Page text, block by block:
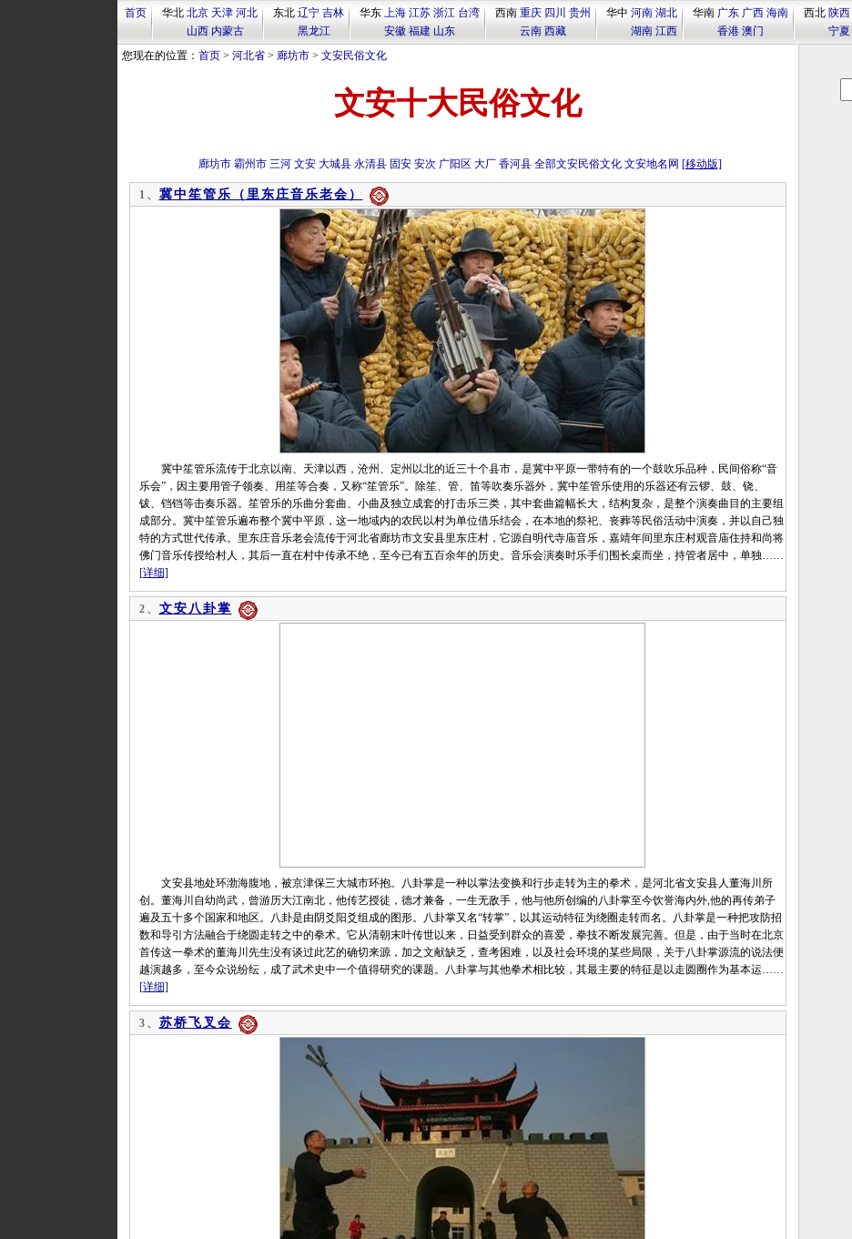
首页 华北 北京 天津 河北
山西 内蒙古
东北 辽宁 吉林
黑龙江
华东 上海 江苏 浙江 台湾
安徽 福建 山东
西南 重庆 四川 贵州
云南 西藏
华中 河南 湖北
湖南 江西
华南 广东 广西 海南
香港 澳门
西北 陕西
宁夏
您现在的位置： 首页> 河北省> 廊坊市> 文安民俗文化
文安十大民俗文化
廊坊市 霸州市 三河 文安 大城县 永清县 固安 安次 广阳区 大厂 香河县 全部文安民俗文化 文安地名网 [移动版]
1、 冀中笙管乐（里东庄音乐老会）
冀中笙管乐流传于北京以南、天津以西，沧州、定州以北的近三十个县市，是冀中平原一带特有的一个鼓吹乐品种，民间俗称“音
乐会”，因主要用管子领奏、用笙等合奏，又称“笙管乐”。除笙、管、笛等吹奏乐器外，冀中笙管乐使用的乐器还有云锣、鼓、铙、
钹、铛铛等击奏乐器。笙管乐的乐曲分套曲、小曲及独立成套的打击乐三类，其中套曲篇幅长大，结构复杂，是整个演奏曲目的主要组
成部分。冀中笙管乐遍布整个冀中平原，这一地域内的农民以村为单位借乐结会，在本地的祭祀、丧葬等民俗活动中演奏，并以自己独
特的方式世代传承。里东庄音乐老会流传于河北省廊坊市文安县里东庄村，它源自明代寺庙音乐，嘉靖年间里东庄村观音庙住持和尚将
佛门音乐传授给村人，其后一直在村中传承不绝，至今已有五百余年的历史。音乐会演奏时乐手们围长桌而坐，持管者居中，单独……
[详细]
2、 文安八卦掌
文安县地处环渤海腹地，被京津保三大城市环抱。八卦掌是一种以掌法变换和行步走转为主的拳术，是河北省文安县人董海川所
创。董海川自幼尚武，曾游历大江南北，他传艺授徒，德才兼备，一生无敌手，他与他所创编的八卦掌至今饮誉海内外,他的再传弟子
遍及五十多个国家和地区。八卦是由阴爻阳爻组成的图形。八卦掌又名“转掌”，以其运动特征为绕圈走转而名。八卦掌是一种把攻防招
数和导引方法融合于绕圆走转之中的拳术。它从清朝末叶传世以来，日益受到群众的喜爱，拳技不断发展完善。但是，由于当时在北京
首传这一拳术的董海川先生没有谈过此艺的确切来源，加之文献缺乏，查考困难，以及社会环境的某些局限，关于八卦掌源流的说法便
越演越多，至今众说纷纭，成了武术史中一个值得研究的课题。八卦掌与其他拳术相比较，其最主要的特征是以走圆圈作为基本运……
[详细]
3、 苏桥飞叉会